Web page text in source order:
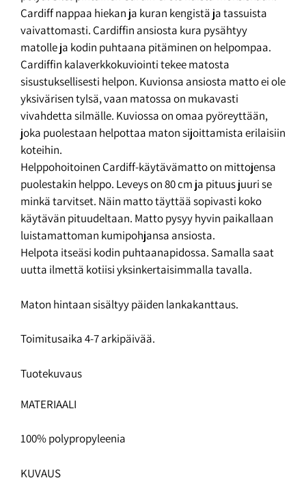
Cardiff nappaa hiekan ja kuran kengistä ja tassuista
vaivattomasti. Cardiffin ansiosta kura pysähtyy
matolle ja kodin puhtaana pitäminen on helpompaa.
Cardiffin kalaverkkokuviointi tekee matosta
sisustuksellisesti helpon. Kuvionsa ansiosta matto ei ole
yksivärisen tylsä, vaan matossa on mukavasti
vivahdetta silmälle. Kuviossa on omaa pyöreyttään,
joka puolestaan helpottaa maton sijoittamista erilaisiin
koteihin.
Helppohoitoinen Cardiff-käytävämatto on mittojensa
puolestakin helppo. Leveys on 80 cm ja pituus juuri se
minkä tarvitset. Näin matto täyttää sopivasti koko
käytävän pituudeltaan. Matto pysyy hyvin paikallaan
luistamattoman kumipohjansa ansiosta.
Helpota itseäsi kodin puhtaanapidossa. Samalla saat
uutta ilmettä kotiisi yksinkertaisimmalla tavalla.
Maton hintaan sisältyy päiden lankakanttaus.
Toimitusaika 4-7 arkipäivää.
Tuotekuvaus
MATERIAALI
100% polypropyleenia
KUVAUS